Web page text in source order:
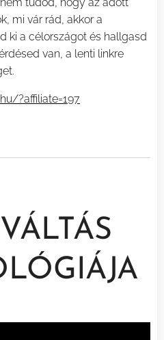
mi vár rád, akkor a
ki a célországot és hallgasd
van, a lenti linkre
?affiliate=197